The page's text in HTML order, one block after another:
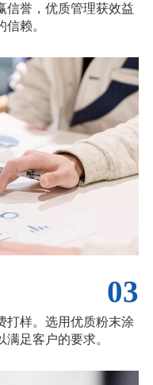
信誉，优质管理获效益
赖。
03
打样。选用优质粉末涂
足客户的要求。